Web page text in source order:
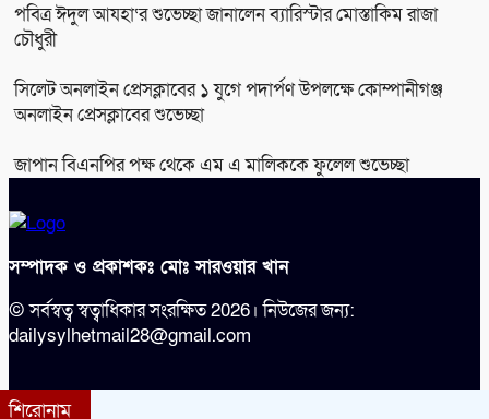
পবিত্র ঈদুল আযহা‘র শুভেচ্ছা জানালেন ব্যারিস্টার মোস্তাকিম রাজা
চৌধুরী
সিলেট অনলাইন প্রেসক্লাবের ১ যুগে পদার্পণ উপলক্ষে কোম্পানীগঞ্জ
অনলাইন প্রেসক্লাবের শুভেচ্ছা
জাপান বিএনপির পক্ষ থেকে এম এ মালিককে ফুলেল শুভেচ্ছা
সম্পাদক ও প্রকাশকঃ মোঃ সারওয়ার খান
© সর্বস্বত্ব স্বত্বাধিকার সংরক্ষিত 2026। নিউজের জন্য:
dailysylhetmail28@gmail.com
শিরোনাম
bdit.com.bd